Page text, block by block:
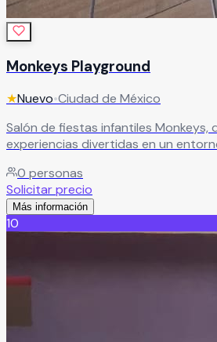
Monkeys Playground
★Nuevo•Ciudad de México
Salón de fiestas infantiles Monkeys,
experiencias divertidas en un
pensados para la convivencia y el
niños.Leer más
0 personas
Solicitar precio
Más información
10